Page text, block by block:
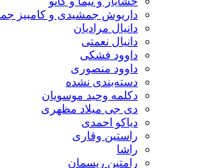
داریوش جمشیدی و کامبیز جمشیدی
دانیال مرادیان
دانیال نعمتی
داوود فشکی
داوود منصوری
دسته‌بندی نشده
دکلمه وحید موسویان
دی جی میلاد مظهری
دیاکو احمدی
راستین وقاری
راشا
رامتین ریسمان